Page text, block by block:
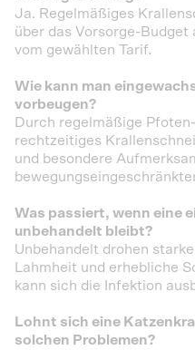
Ja. Regelmäßiges
über das Vorsorge-Budget
vom gewählten Tarif.
Wie kann man
vorbeugen?
Durch regelmäßige
rechtzeitiges
und besondere
Was passiert, wenn eine
unbehandelt bleibt?
Unbehandelt drohen
Lahmheit und erhebliche
kann sich die Infektion
Lohnt sich eine
solchen Problemen?